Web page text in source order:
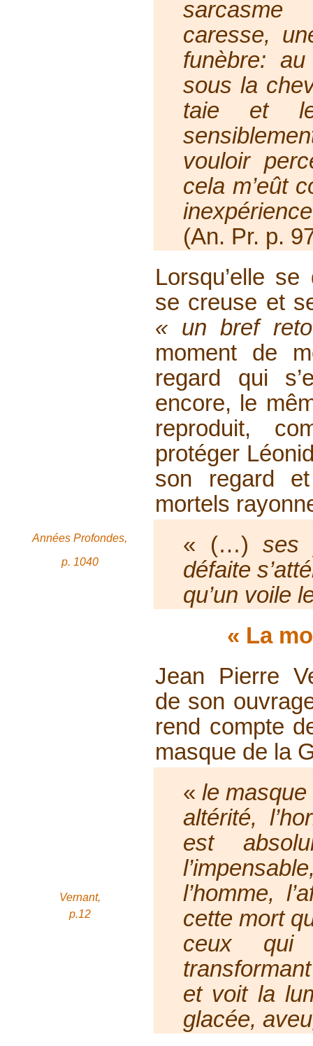
caresse,
funèbre:
sous la
taie et
vouloir
cela m’eût
(An. Pr. p.
Lorsqu’elle
se creuse et
« un bref
moment de
regard qui
encore, le
reproduit,
protéger
son regard
mortels
Années Profondes,
p. 1040
« (…) ses
défaite
qu’un voile
« La
Jean Pierre
de son
rend compte
masque de la
Vernant,
p.12
« le
altérité,
est
l’homme,
cette mort
ceux qui
et voit la
glacée,